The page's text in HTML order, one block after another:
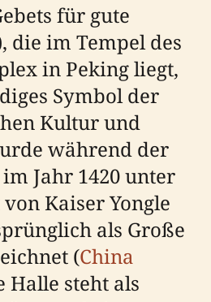
für gute
die im Tempel des
in Peking liegt,
Symbol der
Kultur und
während der
Jahr 1420 unter
Kaiser Yongle
als Große
(China
Halle steht als